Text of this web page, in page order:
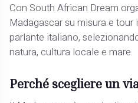
Con South African Dream
Madagascar su misura e
parlante italiano,
natura, cultura locale e mare.
Perché scegliere un